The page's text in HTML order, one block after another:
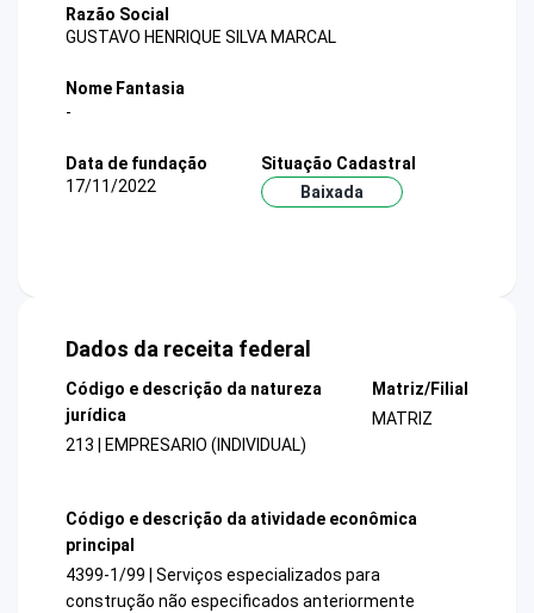
Razão Social
GUSTAVO HENRIQUE SILVA MARCAL
Nome Fantasia
-
Data de fundação
17/11/2022
Situação Cadastral
Baixada
Dados da receita federal
Código e descrição da natureza
jurídica
213 | EMPRESARIO (INDIVIDUAL)
Matriz/Filial
MATRIZ
Código e descrição da atividade econômica
principal
4399-1/99 | Serviços especializados para
construção não especificados anteriormente